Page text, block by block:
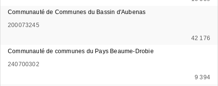
Communauté de Communes du Bassin d'Aubenas
200073245
42 176
Communauté de communes du Pays Beaume-Drobie
240700302
9 394